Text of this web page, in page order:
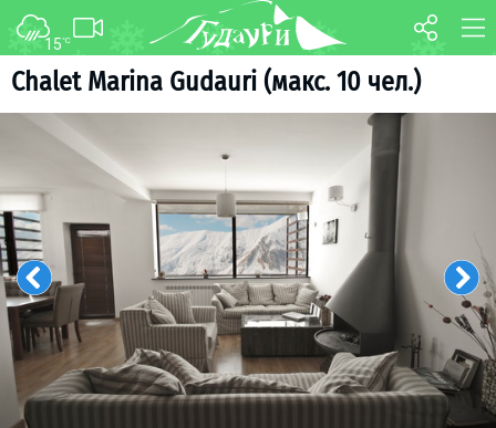
15°C
Chalet Marina Gudauri (макс. 10 чел.)
ФОРУМ КАРТА
WEBCAM
ТРАНСФЕР
О курорте
Схема трасс
Ски-пасс
Инструкторы
Прокат
Ски-сервис
Дети в Гудаури
Развлечения
Календарь событий